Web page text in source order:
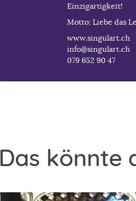
Einzigartigkeit!
Motto: Liebe das
www.singulart.ch
info@singulart.ch
079 652 90 47
Das könnte